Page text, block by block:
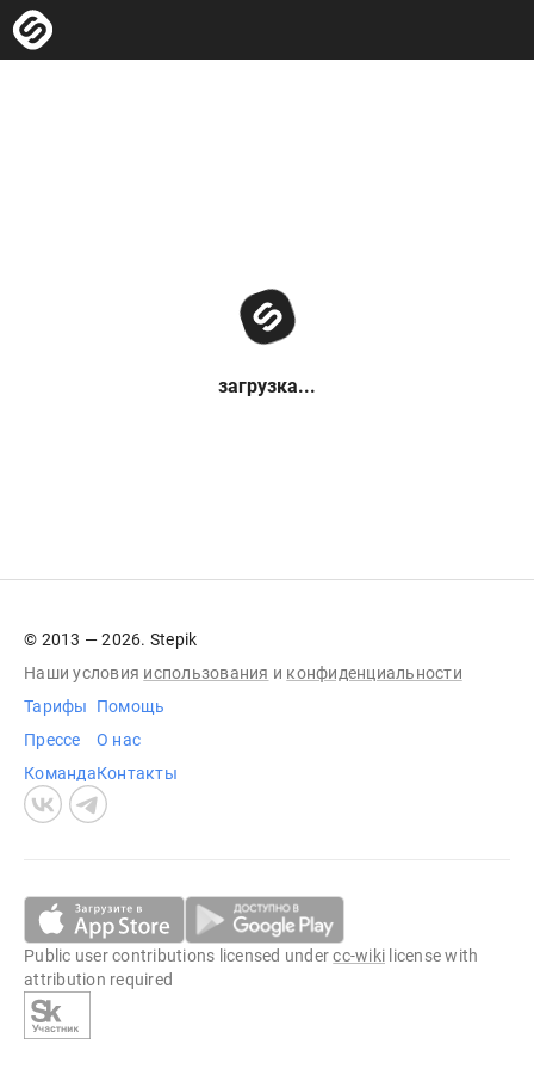
загрузка...
© 2013 — 2026. Stepik
Наши условия использования и конфиденциальности
Тарифы
Прессе
Команда
Помощь
О нас
Контакты
Public user contributions licensed undercc-wiki license with
attribution required